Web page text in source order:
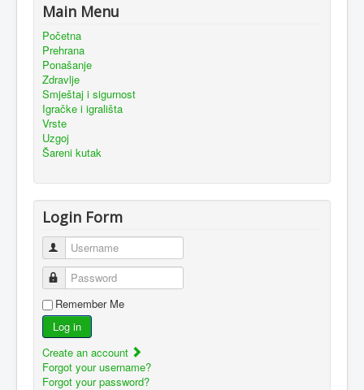
Main Menu
Početna
Prehrana
Ponašanje
Zdravlje
Smještaj i sigurnost
Igračke i igrališta
Vrste
Uzgoj
Šareni kutak
Login Form
Username
Password
Remember Me
Log in
Create an account
Forgot your username?
Forgot your password?